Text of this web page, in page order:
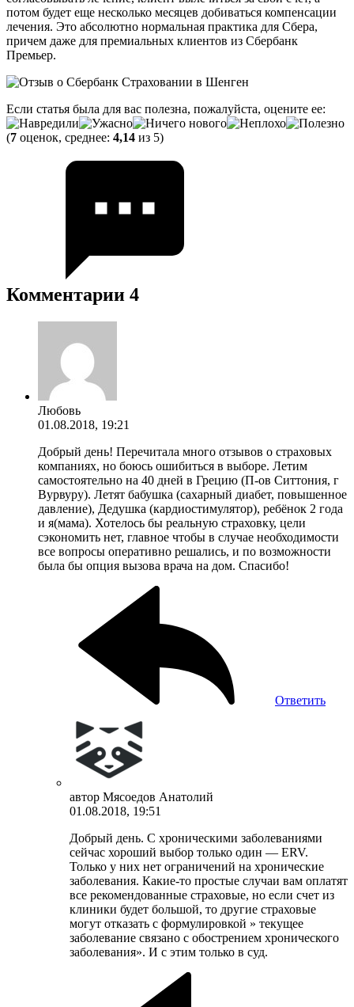
потом будет еще несколько месяцев добиваться компенсации
лечения. Это абсолютно нормальная практика для Сбера,
причем даже для премиальных клиентов из Сбербанк
Премьер.
Если статья была для вас полезна, пожалуйста, оцените ее:
(7 оценок, среднее: 4,14 из 5)
Комментарии 4
Любовь
01.08.2018, 19:21
Добрый день! Перечитала много отзывов о страховых
компаниях, но боюсь ошибиться в выборе. Летим
самостоятельно на 40 дней в Грецию (П-ов Ситтония, г
Вурвуру). Летят бабушка (сахарный диабет, повышенное
давление), Дедушка (кардиостимулятор), ребёнок 2 года
и я(мама). Хотелось бы реальную страховку, цели
сэкономить нет, главное чтобы в случае необходимости
все вопросы оперативно решались, и по возможности
была бы опция вызова врача на дом. Спасибо!
Ответить
автор Мясоедов Анатолий
01.08.2018, 19:51
Добрый день. С хроническими заболеваниями
сейчас хороший выбор только один — ERV.
Только у них нет ограничений на хронические
заболевания. Какие-то простые случаи вам оплатят
все рекомендованные страховые, но если счет из
клиники будет большой, то другие страховые
могут отказать с формулировкой » текущее
заболевание связано с обострением хронического
заболевания». И с этим только в суд.